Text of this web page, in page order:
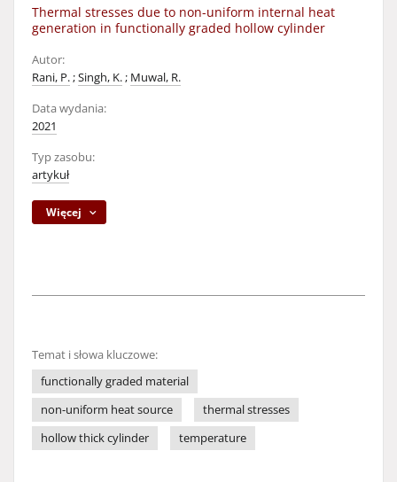
Thermal stresses due to non-uniform internal heat
generation in functionally graded hollow cylinder
Autor:
Rani, P.;Singh, K.; Muwal, R.
Data wydania:
2021
Typ zasobu:
artykuł
Więcej
Temat i słowa kluczowe:
functionally graded material
non-uniform heat source
thermal stresses
hollow thick cylinder
temperature